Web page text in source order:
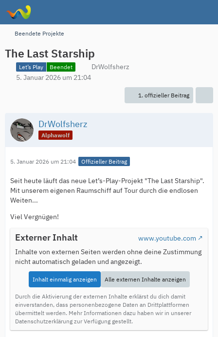
Beendete Projekte
The Last Starship
Let’s Play Beendet
DrWolfsherz
5. Januar 2026 um 21:04
1. offizieller Beitrag
DrWolfsherz
Alphawolf
5. Januar 2026 um 21:04 Offizieller Beitrag
Seit heute läuft das neue Let’s-Play-Projekt "The Last Starship".
Mit unserem eigenen Raumschiff auf Tour durch die endlosen
Weiten...
Viel Vergnügen!
Externer Inhalt
www.youtube.com
Inhalte von externen Seiten werden ohne deine Zustimmung
nicht automatisch geladen und angezeigt.
Inhalt einmalig anzeigen Alle externen Inhalte anzeigen
Durch die Aktivierung der externen Inhalte erklärst du dich damit
einverstanden, dass personenbezogene Daten an Drittplattformen
übermittelt werden. Mehr Informationen dazu haben wir in unserer
Datenschutzerklärung zur Verfügung gestellt.